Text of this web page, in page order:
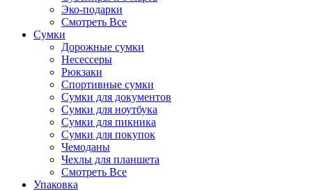
Эко-подарки
Смотреть Все
Сумки
Дорожные сумки
Несессеры
Рюкзаки
Спортивные сумки
Сумки для документов
Сумки для ноутбука
Сумки для пикника
Сумки для покупок
Чемоданы
Чехлы для планшета
Смотреть Все
Упаковка